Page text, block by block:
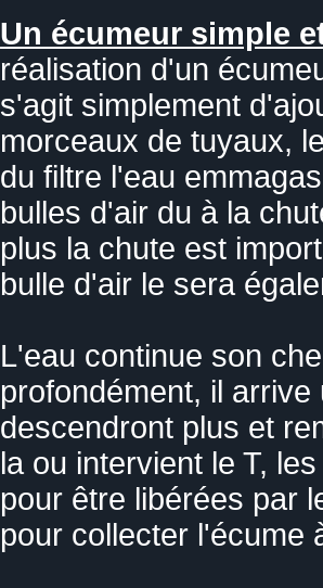
Un écumeur simple
réalisation d'un
s'agit simplement
morceaux de tuyaux,
du filtre l'eau
bulles d'air du à la
plus la chute est
bulle d'air le sera
L'eau continue son
profondément, il
descendront plus et
la ou intervient le T,
pour être libérées par
pour collecter l'écume